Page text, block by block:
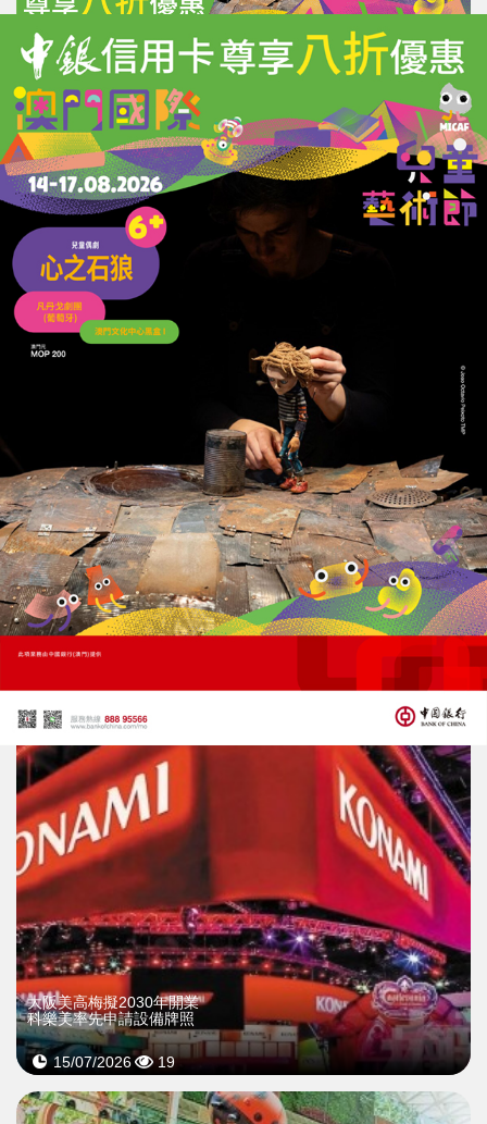
評論
力報會員可享用評論功能
/ 登錄
收藏 分享
上一篇 : 有片！「一粽一心意」親子粽子工作坊
圓滿舉辦
下一篇 : 助力「體育之城」發展
大阪美高梅擬2030年開業
科樂美率先申請設備牌照
15/07/2026 19
>